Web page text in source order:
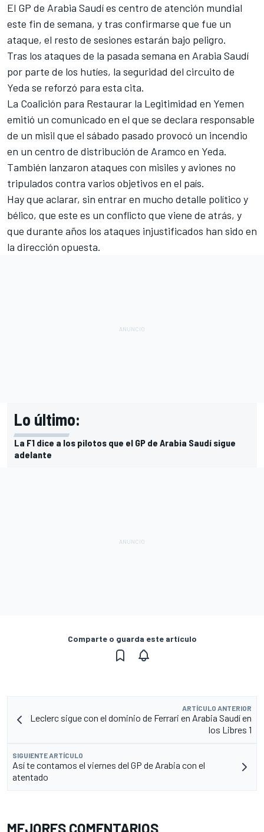
El GP de Arabia Saudíes centro de atención mundial
este fin de semana, y tras confirmarse que fue un
ataque, el resto de sesiones estarán bajo peligro.
Tras los ataques de la pasada semana en Arabia Saudí
por parte de los hutíes, la seguridad del circuito de
Yeda se reforzó para esta cita.
La Coalición para Restaurar la Legitimidad en Yemen
emitió un comunicado en el que se declara responsable
de un misil que el sábado pasado provocó un incendio
en un centro de distribución de Aramco en Yeda.
También lanzaron ataques con misiles y aviones no
tripulados contra varios objetivos en el país.
Hay que aclarar, sin entrar en mucho detalle político y
bélico, que este es un conflicto que viene de atrás, y
que durante años los ataques injustificados han sido en
la dirección opuesta.
Lo último:
La F1 dice a los pilotos que el GP de Arabia Saudí sigue
adelante
Comparte o guarda este artículo
ARTÍCULO ANTERIOR
Leclerc sigue con el dominio de Ferrari en Arabia Saudí en
los Libres 1
SIGUIENTE ARTÍCULO
Así te contamos el viernes del GP de Arabia con el
atentado
MEJORES COMENTARIOS